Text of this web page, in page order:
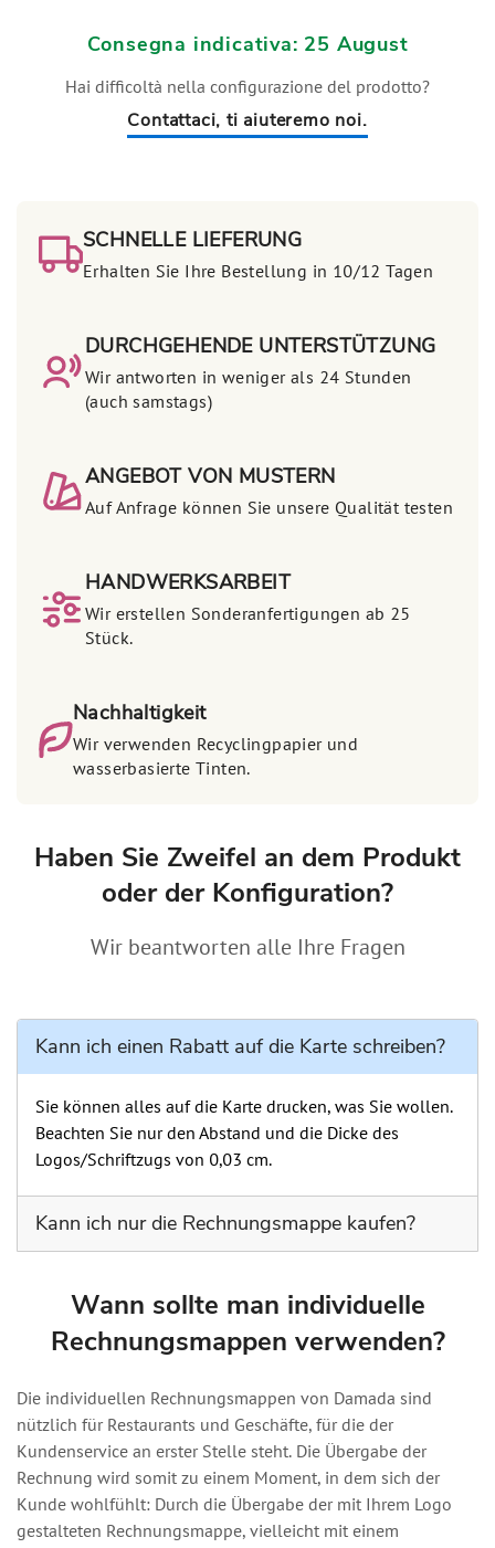
Consegna indicativa: 25 August
Hai difficoltà nella configurazione del prodotto?
Contattaci, ti aiuteremo noi.
SCHNELLE LIEFERUNG
Erhalten Sie Ihre Bestellung in 10/12 Tagen
DURCHGEHENDE UNTERSTÜTZUNG
Wir antworten in weniger als 24 Stunden
(auch samstags)
ANGEBOT VON MUSTERN
Auf Anfrage können Sie unsere Qualität testen
HANDWERKSARBEIT
Wir erstellen Sonderanfertigungen ab 25
Stück.
Nachhaltigkeit
Wir verwenden Recyclingpapier und
wasserbasierte Tinten.
Haben Sie Zweifel an dem Produkt
oder der Konfiguration?
Wir beantworten alle Ihre Fragen
Kann ich einen Rabatt auf die Karte schreiben?
Sie können alles auf die Karte drucken, was Sie wollen.
Beachten Sie nur den Abstand und die Dicke des
Logos/Schriftzugs von 0,03 cm.
Kann ich nur die Rechnungsmappe kaufen?
Farbe des Papiers als auch den Aufdruck individuell zu
gestalten; Sie haben also die Wahl, nur ein Produkt oder
Wann sollte man individuelle
Rechnungsmappen verwenden?
Die individuellen Rechnungsmappen von Damada sind
nützlich für Restaurants und Geschäfte, für die der
Kundenservice an erster Stelle steht. Die Übergabe der
Rechnung wird somit zu einem Moment, in dem sich der
Kunde wohlfühlt: Durch die Übergabe der mit Ihrem Logo
gestalteten Rechnungsmappe, vielleicht mit einem